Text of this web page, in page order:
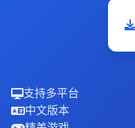
支持多平台
中文版本